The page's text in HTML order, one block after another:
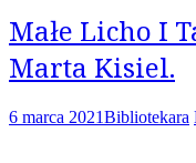
Małe Licho I
Marta Kisiel.
6 marca 2021Bibliotekara